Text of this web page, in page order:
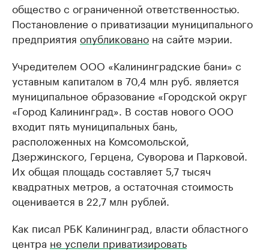
общество с ограниченной ответственностью.
Постановление о приватизации муниципального
предприятия опубликовано на сайте мэрии.
Учредителем ООО «Калининградские бани» с
уставным капиталом в 70,4 млн руб. является
муниципальное образование «Городской округ
«Город Калининград». В состав нового ООО
входит пять муниципальных бань,
расположенных на Комсомольской,
Дзержинского, Герцена, Суворова и Парковой.
Их общая площадь составляет 5,7 тысяч
квадратных метров, а остаточная стоимость
оценивается в 22,7 млн рублей.
Как писал РБК Калининград, власти областного
центра не успели приватизировать